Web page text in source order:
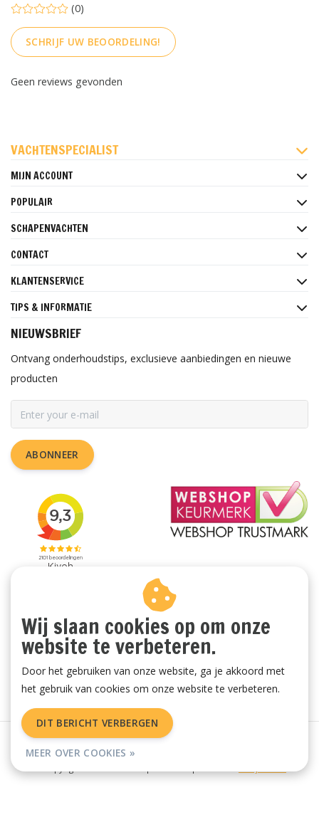
(0)
SCHRIJF UW BEOORDELING!
Geen reviews gevonden
VACHTENSPECIALIST
MIJN ACCOUNT
POPULAIR
SCHAPENVACHTEN
CONTACT
KLANTENSERVICE
TIPS & INFORMATIE
NIEUWSBRIEF
Ontvang onderhoudstips, exclusieve aanbiedingen en nieuwe
producten
ABONNEER
Algemene voorwaarden | Privacy Policy
Wij slaan cookies op om onze
website te verbeteren.
Door het gebruiken van onze website, ga je akkoord met
het gebruik van cookies om onze website te verbeteren.
DIT BERICHT VERBERGEN
MEER OVER COOKIES »